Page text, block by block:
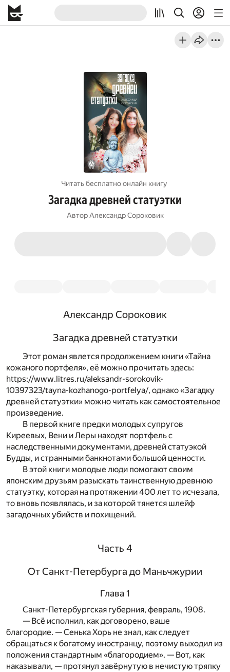
Читать бесплатно онлайн книгу
Загадка древней статуэтки
Автор Александр Сороковик
Александр Сороковик
Загадка древней статуэтки
Этот роман явлется продолжением книги «Тайна
кожаного портфеля», её можно прочитать здесь:
https://www.litres.ru/aleksandr-sorokovik-
10397323/tayna-kozhanogo-portfelya/, однако «Загадку
древней статуэтки» можно читать как самостоятельное
произведение.
В первой книге предки молодых супругов
Киреевых, Вени и Леры находят портфель с
наследственными документами, древней статуэкой
Будды, и странными банкнотами большой ценности.
В этой книги молодые люди помогают своим
японским друзьям разыскать таинственную древнюю
статуэтку, которая на протяжении 400 лет то исчезала,
то вновь появлялась, и за которой тянется шлейф
загадочных убийств и похищений.
Часть 4
От Санкт-Петербурга до Маньчжурии
Глава 1
Санкт-Петербургская губерния, февраль, 1908.
— Всё исполнил, как договорено, ваше
благородие. — Сенька Хорь не знал, как следует
обращаться к богатому иностранцу, поэтому выходил из
положения стандартным «благородием». — Вот, как
наказывали, — протянул завёрнутую в нечистую тряпку